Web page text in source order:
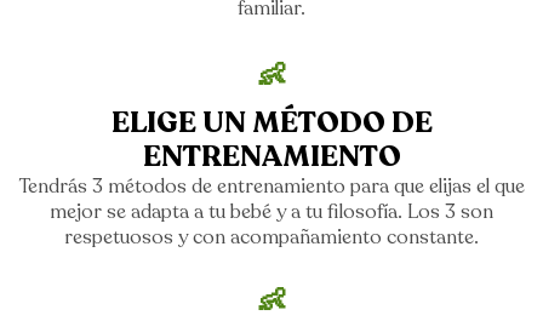
familiar.
👶
ELIGE UN MÉTODO DE
ENTRENAMIENTO
Tendrás 3 métodos de entrenamiento para que elijas el que
mejor se adapta a tu bebé y a tu filosofía. Los 3 son
respetuosos y con acompañamiento constante.
👶